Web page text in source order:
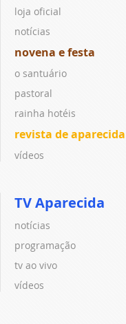
loja oficial
notícias
novena e festa
o santuário
pastoral
rainha hotéis
revista de aparecida
vídeos
TV Aparecida
notícias
programação
tv ao vivo
vídeos